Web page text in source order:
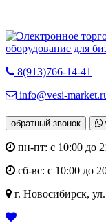
8(913)766-14-41
info@vesi-
обратный звонок
пн-пт: с 10:00 до
сб-вс: с 10:00 до
г. Новосибирск,